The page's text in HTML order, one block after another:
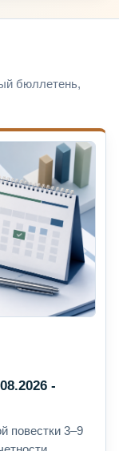
бюллетень,
-
повестки 3–9